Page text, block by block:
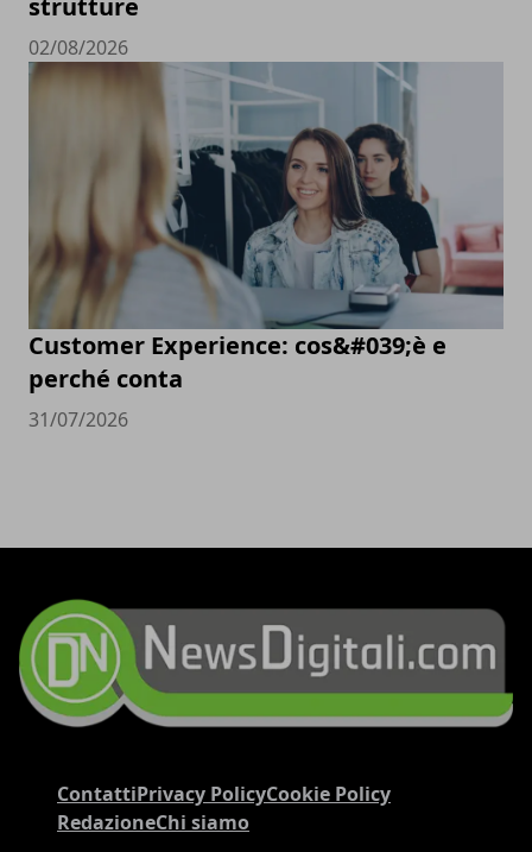
strutture
02/08/2026
Customer Experience: cos&#039;è e
perché conta
31/07/2026
ContattiPrivacy PolicyCookie Policy
RedazioneChi siamo